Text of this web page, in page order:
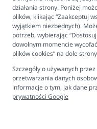
Ustawienia plików cookies
Biuro obsługi klienta
Pon. - Pt. 9:00 - 16:00
działania strony. Poniżej
plików, klikając “Zaakceptuj
wyjątkiem niezbędnych).
potrzeb, wybierając
dowolnym momencie
plików cookies” na dole
Szczegóły o używanych
przetwarzania danych
informacje o tym, jak dane
prywatności Google